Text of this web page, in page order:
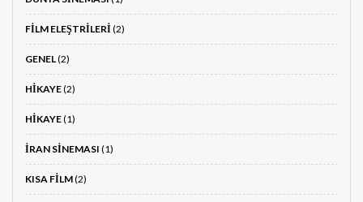
FILM ELEŞTRILERI(2)
GENEL(2)
HIKAYE(2)
HIKAYE(1)
İRAN SINEMASI (1)
KISA FILM(2)